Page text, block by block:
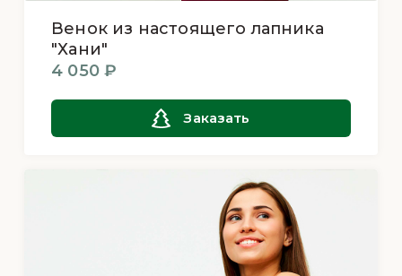
Венок из настоящего лапника
"Хани"
4 050 ₽
Заказать